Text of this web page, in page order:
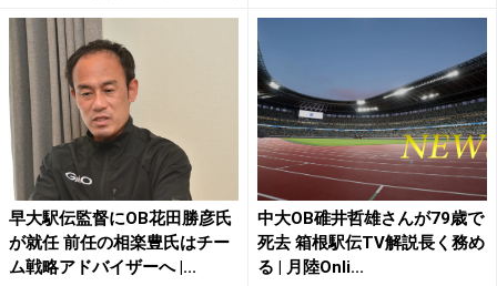
早大駅伝監督にOB花田勝彦氏
が就任 前任の相楽豊氏はチー
ム戦略アドバイザーへ |...
中大OB碓井哲雄さんが79歳で
死去 箱根駅伝TV解説長く務め
る | 月陸Onli...